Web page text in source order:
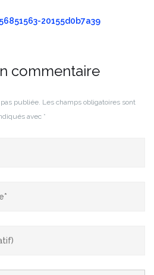
20155d0b7a39
commentaire
publiée. Les champs obligatoires sont
avec *